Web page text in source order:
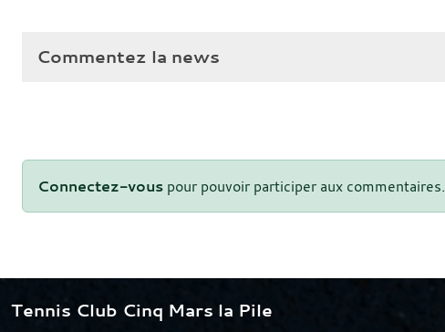
Commentez la news
Connectez-vous pour pouvoir participer aux commentaires.
Tennis Club Cinq Mars la Pile